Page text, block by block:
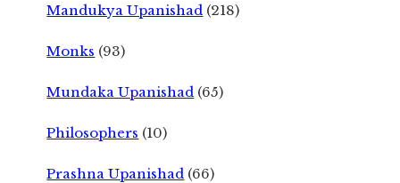
Mandukya Upanishad (218)
Monks (93)
Mundaka Upanishad (65)
Philosophers (10)
Prashna Upanishad (66)